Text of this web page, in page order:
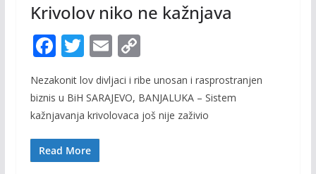
Krivolov niko ne kažnjava
F
ac
e
b
o
o
T
w
itt
er
E
ai
l
C
o
p
y
Nezakonit lov divljaci i ribe unosan i rasprostranjen
biznis u BiH SARAJEVO, BANJALUKA – Sistem
kažnjavanja krivolovaca još nije zaživio
Read More